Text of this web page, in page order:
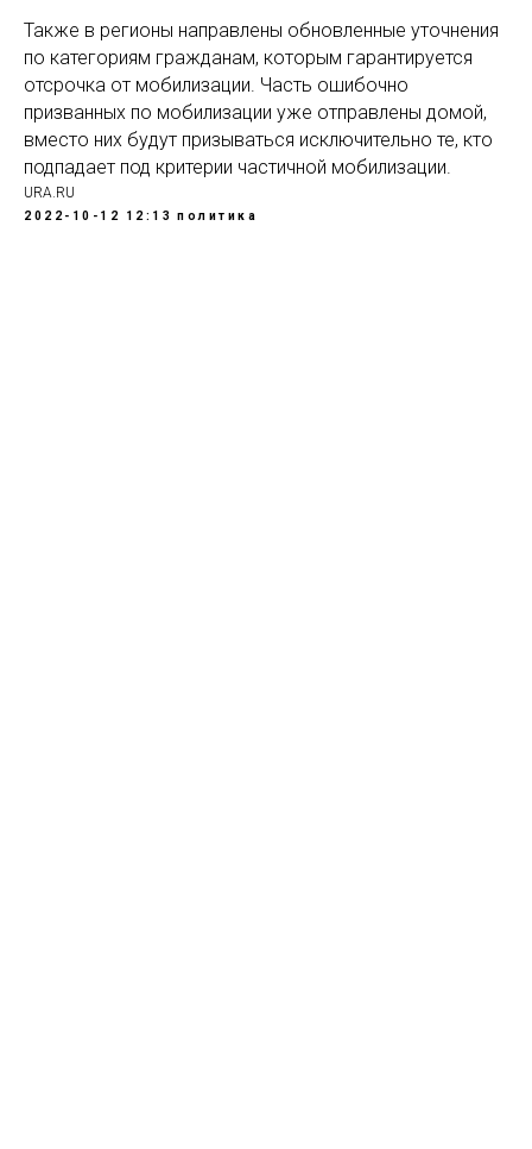
Также в регионы направлены обновленные уточнения
по категориям гражданам, которым гарантируется
отсрочка от мобилизации. Часть ошибочно
призванных по мобилизации уже отправлены домой,
вместо них будут призываться исключительно те, кто
подпадает под критерии частичной мобилизации.
URA.RU
2022-10-12 12:13 политика